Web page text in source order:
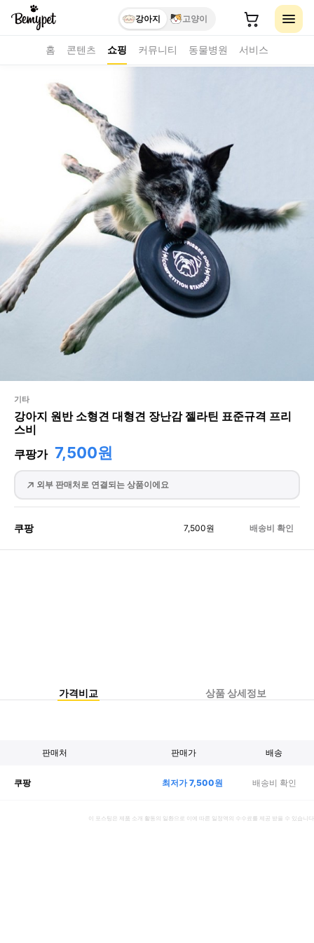
강아지 고양이
홈 콘텐츠 쇼핑 커뮤니티 동물병원 서비스
기타
강아지 원반 소형견 대형견 장난감 젤라틴 표준규격 프리
스비
쿠팡가 7,500원
외부 판매처로 연결되는 상품이에요
쿠팡 7,500원 배송비 확인
가격비교 상품 상세정보
판매처 판매가 배송
쿠팡 최저가7,500원 배송비 확인
이 포스팅은 제품 소개 활동의 일환으로 이에 따른 일정액의 수수료를 제공 받을 수 있습니다